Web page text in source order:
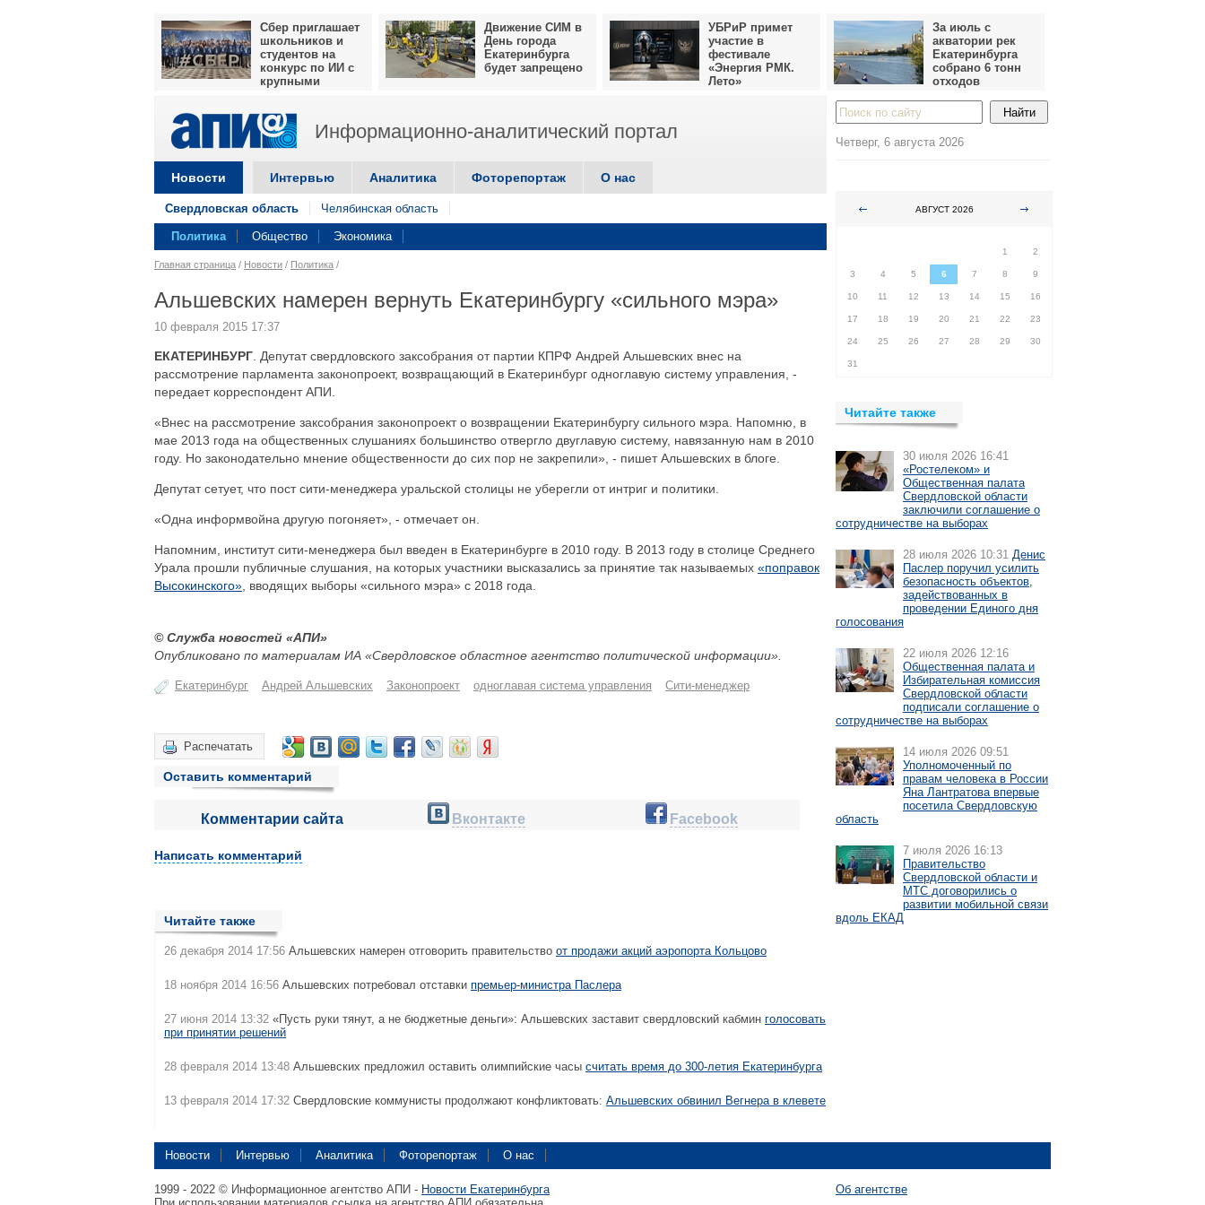
Сбер приглашает
школьников и
студентов на
конкурс по ИИ с
крупными
Движение СИМ в
День города
Екатеринбурга
будет запрещено
УБРиР примет
участие в
фестивале
«Энергия РМК.
Лето»
За июль с
акватории рек
Екатеринбурга
собрано 6 тонн
отходов
Информационно-аналитический портал
Новости Интервью Аналитика Фоторепортаж О нас
Свердловская область Челябинская область
Политика Общество Экономика
Главная страница / Новости / Политика /
Альшевских намерен вернуть Екатеринбургу «сильного мэра»
10 февраля 2015 17:37
ЕКАТЕРИНБУРГ . Депутат свердловского заксобрания от партии КПРФ Андрей Альшевских внес на
рассмотрение парламента законопроект, возвращающий в Екатеринбург одноглавую систему управления, -
передает корреспондент АПИ.
«Внес на рассмотрение заксобрания законопроект о возвращении Екатеринбургу сильного мэра. Напомню, в
мае 2013 года на общественных слушаниях большинство отвергло двуглавую систему, навязанную нам в 2010
году. Но законодательно мнение общественности до сих пор не закрепили», - пишет Альшевских в блоге.
Депутат сетует, что пост сити-менеджера уральской столицы не уберегли от интриг и политики.
«Одна информвойна другую погоняет», - отмечает он.
Напомним, институт сити-менеджера был введен в Екатеринбурге в 2010 году. В 2013 году в столице Среднего
Урала прошли публичные слушания, на которых участники высказались за принятие так называемых «поправок
Высокинского» , вводящих выборы «сильного мэра» с 2018 года.
© Служба новостей «АПИ»
Опубликовано по материалам ИА «Свердловское областное агентство политической информации».
Екатеринбург Андрей Альшевских Законопроект одноглавая система управления Сити-менеджер
Распечатать
Оставить комментарий
Комментарии сайта Вконтакте Facebook
Написать комментарий
Читайте также
26 декабря 2014 17:56 Альшевских намерен отговорить правительство от продажи акций аэропорта Кольцово
18 ноября 2014 16:56 Альшевских потребовал отставки премьер-министра Паслера
27 июня 2014 13:32 «Пусть руки тянут, а не бюджетные деньги»: Альшевских заставит свердловский кабмин голосовать
при принятии решений
28 февраля 2014 13:48 Альшевских предложил оставить олимпийские часы считать время до 300-летия Екатеринбурга
13 февраля 2014 17:32 Свердловские коммунисты продолжают конфликтовать: Альшевских обвинил Вегнера в клевете
Четверг, 6 августа 2026
АВГУСТ 2026
1
2
3 4 5 6 7 8 9
10 11 12 13 14 15 16
17 18 19 20 21 22 23
24 25 26 27 28 29 30
31
Читайте также
30 июля 2026 16:41
«Ростелеком» и
Общественная палата
Свердловской области
заключили соглашение о
сотрудничестве на выборах
28 июля 2026 10:31 Денис
Паслер поручил усилить
безопасность объектов,
задействованных в
проведении Единого дня
голосования
22 июля 2026 12:16
Общественная палата и
Избирательная комиссия
Свердловской области
подписали соглашение о
сотрудничестве на выборах
14 июля 2026 09:51
Уполномоченный по
правам человека в России
Яна Лантратова впервые
посетила Свердловскую
область
7 июля 2026 16:13
Правительство
Свердловской области и
МТС договорились о
развитии мобильной связи
вдоль ЕКАД
Новости Интервью Аналитика Фоторепортаж О нас
1999 - 2022 © Информационное агентство АПИ - Новости Екатеринбурга
Об агентстве